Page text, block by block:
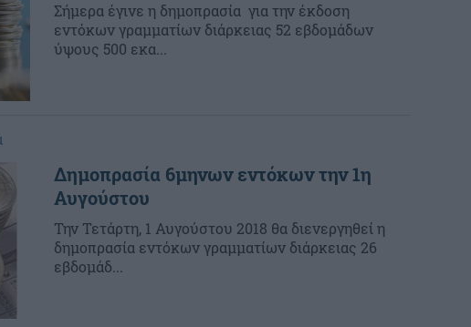
Σήμερα έγινε η δημοπρασία για την έκδοση
εντόκων γραμματίων διάρκειας 52 εβδομάδων
ύψους 500 εκα...
Δημοπρασία 6μηνων εντόκων την 1η
Αυγούστου
Την Τετάρτη, 1 Αυγούστου 2018 θα διενεργηθεί η
δημοπρασία εντόκων γραμματίων διάρκειας 26
εβδομάδ...